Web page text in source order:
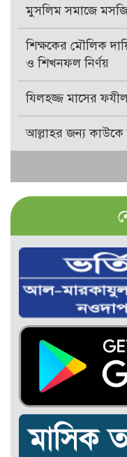
মুসলিম সমাজে
শিক্ষকের মৌলিক
ও শিখনফল নির্ণয়
যিলহজ্জ মাসের
আল্লাহর জন্য কাউকে